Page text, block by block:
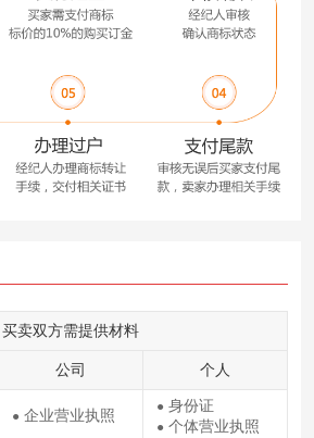
买卖双方需提供材料
公司 个人
●企业营业执照 ●身份证
●个体营业执照